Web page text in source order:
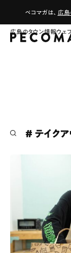
ペコマガは、 広島
広島のタウン情報ウェ
# ファミリー
#
# テイクア